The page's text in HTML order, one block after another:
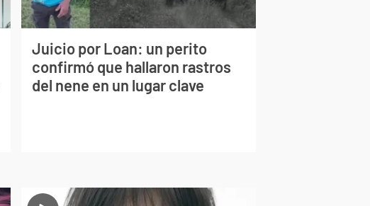
Juicio por Loan: un perito
confirmó que hallaron rastros
del nene en un lugar clave